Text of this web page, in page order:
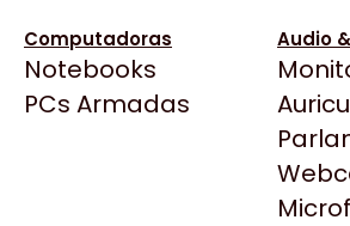
Computadoras
Notebooks
PCs Armadas
Audio
BenQ
CX
Cooler Master
Todas las Tiendas
Ver producto en la página de